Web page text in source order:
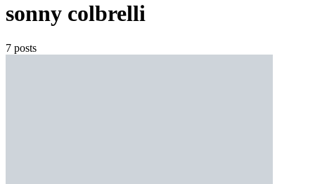
sonny colbrelli
7 posts